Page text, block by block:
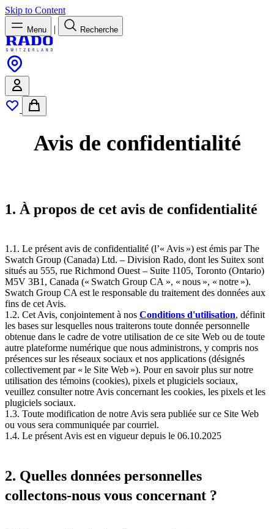
Skip to Content
Menu | Recherche
Avis de confidentialité
1. À propos de cet avis de confidentialité
1.1. Le présent avis de confidentialité (l’« Avis ») est émis par The
Swatch Group (Canada) Ltd. – Division Rado, dont les Suitex sont
situés au 555, rue Richmond Ouest – Suite 1105, Toronto (Ontario)
M5V 3B1, Canada (« Swatch Group CA », « nous », « notre »).
Swatch Group CA est le responsable du traitement des données aux
fins de cet Avis.
1.2. Cet Avis, conjointement à nos Conditions d'utilisation, définit
les bases sur lesquelles nous traiterons toute donnée personnelle
obtenue dans le cadre de votre utilisation de ce site Web ou de toute
autre plateforme numérique que nous administrons, y compris nos
présences sur les réseaux sociaux et nos applications (désignés
collectivement par « le Site Web »). Pour en savoir plus sur notre
utilisation des témoins (cookies), pixels et plugiciels sociaux,
veuillez consulter notre Avis concernant les cookies, les pixels et les
plugiciels sociaux.
1.3. Toute modification de notre Avis sera publiée sur ce Site Web
ou vous sera communiquée par courriel.
1.4. Le présent Avis est en vigueur depuis le 06.10.2025
2. Quelles données personnelles
collectons-nous vous concernant ?